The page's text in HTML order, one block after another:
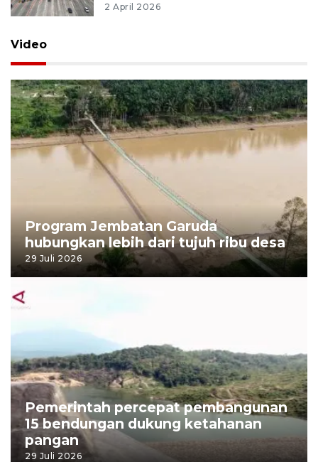
2 April 2026
Video
Program Jembatan Garuda
hubungkan lebih dari tujuh ribu desa
29 Juli 2026
Pemerintah percepat pembangunan
15 bendungan dukung ketahanan
pangan
29 Juli 2026